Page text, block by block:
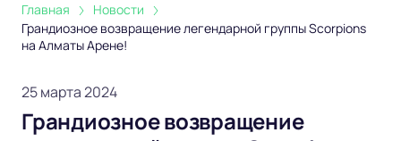
Главная
Новости
Грандиозное возвращение легендарной группы Scorpions
на Алматы Арене!
25 марта 2024
Грандиозное возвращение